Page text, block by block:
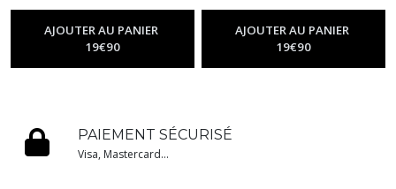
Kugisaki-Figurine Jujutsu Kaisen
AJOUTER AU PANIER
19€90
Fushiguro-Figurine Jujutsu
AJOUTER AU PANIER
19€90
PAIEMENT SÉCURISÉ
Visa, Mastercard...